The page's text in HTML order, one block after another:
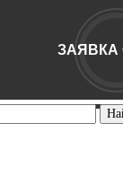
ЗАЯВКА